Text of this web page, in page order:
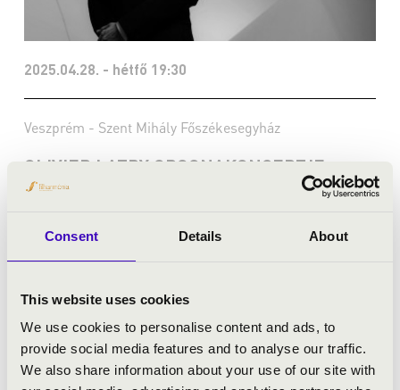
Consent Details About
This website uses cookies
We use cookies to personalise content and ads, to
provide social media features and to analyse our traffic.
We also share information about your use of our site with
2025.04.28. - hétfő 19:30
Veszprém - Szent Mihály Főszékesegyház
OLIVIER LATRY ORGONAKONCERTJE
Jegyár:
5 400 Ft